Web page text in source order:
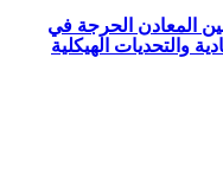
المعادن الحرجة في
والتحديات الهيكلية